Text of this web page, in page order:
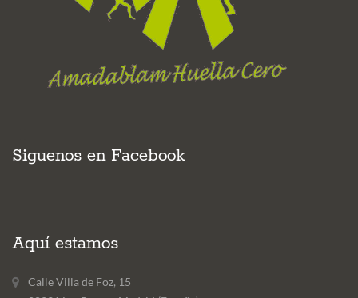
Siguenos en Facebook
Aquí estamos
Calle Villa de Foz, 15